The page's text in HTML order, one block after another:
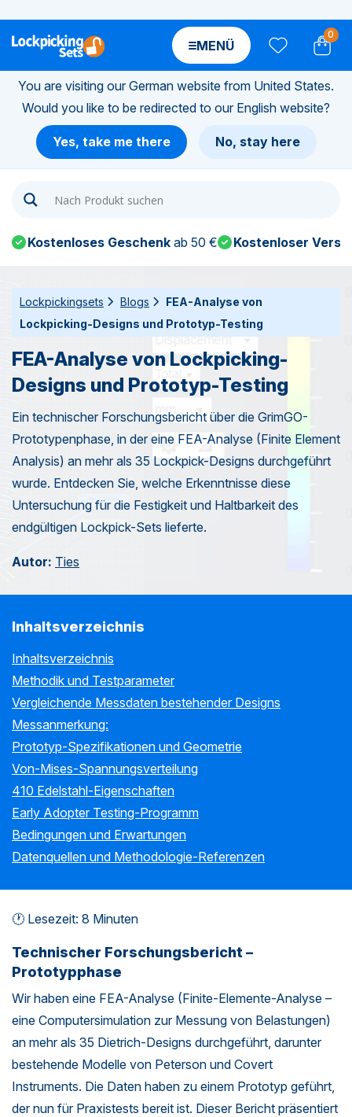
0
MENÜ
You are visiting our German website from United States.
Would you like to be redirected to our English website?
Yes, take me there No, stay here
Kostenloses Geschenk ab 50 € Kostenloser
Lockpickingsets Blogs
FEA-Analyse von
Lockpicking-Designs und Prototyp-Testing
FEA-Analyse von Lockpicking-
Designs und Prototyp-Testing
Ein technischer Forschungsbericht über die GrimGO-
Prototypenphase, in der eine FEA-Analyse (Finite Element
Analysis) an mehr als 35 Lockpick-Designs durchgeführt
wurde. Entdecken Sie, welche Erkenntnisse diese
Untersuchung für die Festigkeit und Haltbarkeit des
endgültigen Lockpick-Sets lieferte.
Autor: Ties
Inhaltsverzeichnis
Inhaltsverzeichnis
Methodik und Testparameter
Vergleichende Messdaten bestehender Designs
Messanmerkung:
Prototyp-Spezifikationen und Geometrie
Von-Mises-Spannungsverteilung
410 Edelstahl-Eigenschaften
Early Adopter Testing-Programm
Bedingungen und Erwartungen
Datenquellen und Methodologie-Referenzen
🕐 Lesezeit: 8 Minuten
Technischer Forschungsbericht –
Prototypphase
Wir haben eine FEA-Analyse (Finite-Elemente-Analyse –
eine Computersimulation zur Messung von Belastungen)
an mehr als 35 Dietrich-Designs durchgeführt, darunter
bestehende Modelle von Peterson und Covert
Instruments. Die Daten haben zu einem Prototyp geführt,
der nun für Praxistests bereit ist. Dieser Bericht präsentiert